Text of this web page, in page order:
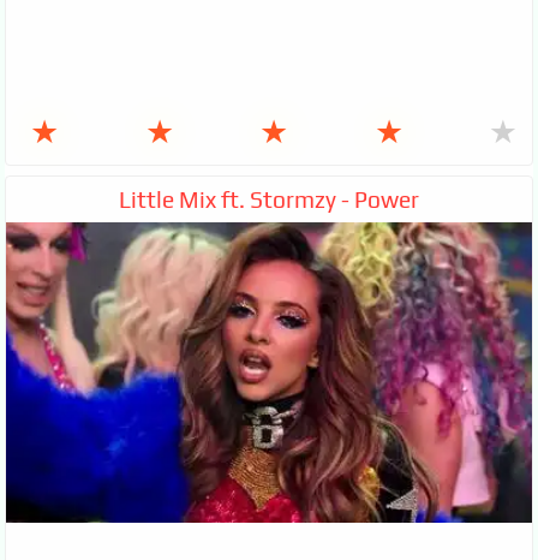
★ ★ ★ ★ ★
Little Mix ft. Stormzy - Power